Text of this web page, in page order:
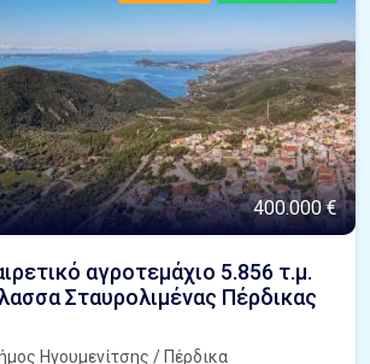
400.000 €
αγροτεμάχιο 5.856 τ.μ.
Σταυρολιμένας Πέρδικας
Ηγουμενίτσης / Πέρδικα